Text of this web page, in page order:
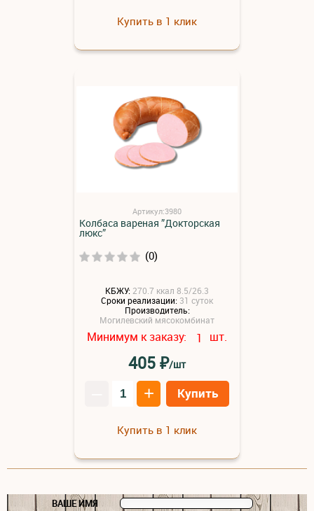
Купить в 1 клик
Артикул:3980
Колбаса вареная ”Докторская
люкс”
(0)
КБЖУ:270.7 ккал 8.5/26.3
Сроки реализации: 31 суток
Производитель:
Могилевский мясокомбинат
Минимум к заказу: 1 шт.
405₽/шт
+ Купить
Купить в 1 клик
ВАШЕ ИМЯ